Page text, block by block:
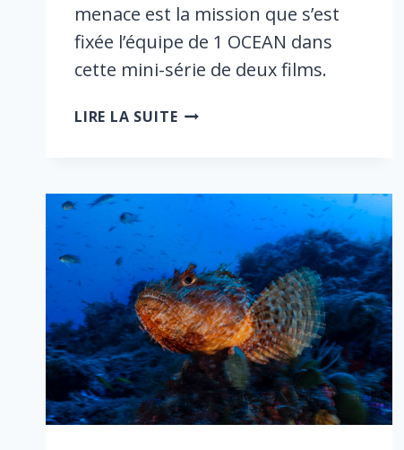
menace est la mission que s’est
fixée l’équipe de 1 OCEAN dans
cette mini-série de deux films.
LIRE LA SUITELA
VIVANT